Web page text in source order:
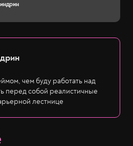
чем буду работать над
перед собой реалистичные
лестнице